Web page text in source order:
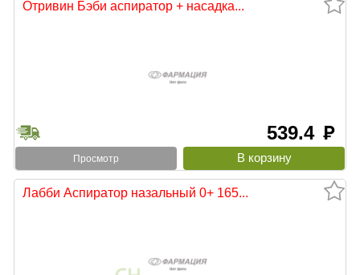
Отривин Бэби аспиратор + насадка...
539.4 руб
Просмотр
Лабби Аспиратор назальный 0+ 165...